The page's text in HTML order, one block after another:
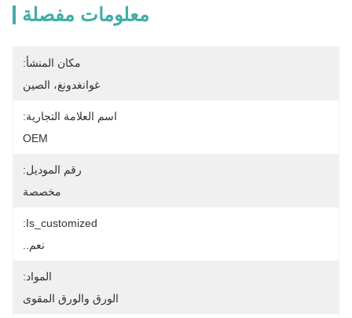
معلومات مفصلة
مكان المنشأ:
غوانغدونغ، الصين
اسم العلامة التجارية:
OEM
رقم الموديل:
مخصصة
Is_customized:
نعم..
المواد:
الورق والورق المقوى